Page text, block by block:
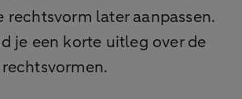
rechtsvorm later aanpassen.
je een korte uitleg over de